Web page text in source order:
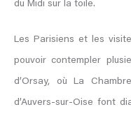
du Midi sur la toile.
Les Parisiens et les
pouvoir contempler
d’Orsay, où La
d’Auvers-sur-Oise font